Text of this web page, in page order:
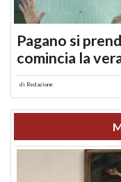
Pagano si
comincia la
di Redazione